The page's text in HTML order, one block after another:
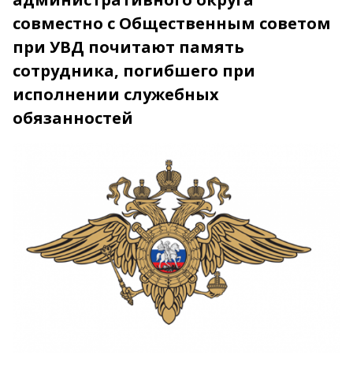
совместно с Общественным советом
при УВД почитают память
сотрудника, погибшего при
исполнении служебных
обязанностей